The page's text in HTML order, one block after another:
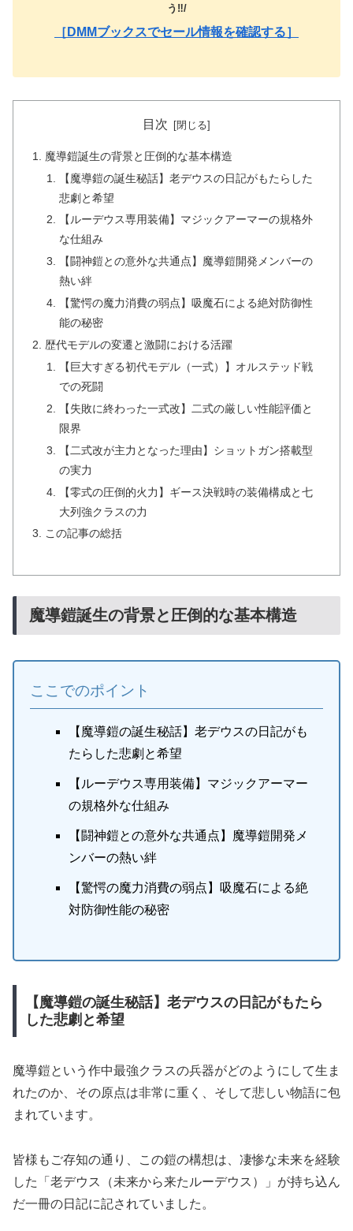
う‼️/
［DMMブックスでセール情報を確認する］
目次
魔導鎧誕生の背景と圧倒的な基本構造
【魔導鎧の誕生秘話】老デウスの日記がもたらした
悲劇と希望
【ルーデウス専用装備】マジックアーマーの規格外
な仕組み
【闘神鎧との意外な共通点】魔導鎧開発メンバーの
熱い絆
【驚愕の魔力消費の弱点】吸魔石による絶対防御性
能の秘密
歴代モデルの変遷と激闘における活躍
【巨大すぎる初代モデル（一式）】オルステッド戦
での死闘
【失敗に終わった一式改】二式の厳しい性能評価と
限界
【二式改が主力となった理由】ショットガン搭載型
の実力
【零式の圧倒的火力】ギース決戦時の装備構成と七
大列強クラスの力
この記事の総括
魔導鎧誕生の背景と圧倒的な基本構造
ここでのポイント
【魔導鎧の誕生秘話】老デウスの日記がも
たらした悲劇と希望
【ルーデウス専用装備】マジックアーマー
の規格外な仕組み
【闘神鎧との意外な共通点】魔導鎧開発メ
ンバーの熱い絆
【驚愕の魔力消費の弱点】吸魔石による絶
対防御性能の秘密
【魔導鎧の誕生秘話】老デウスの日記がもたら
した悲劇と希望
魔導鎧という作中最強クラスの兵器がどのようにして生ま
れたのか、その原点は非常に重く、そして悲しい物語に包
まれています。
皆様もご存知の通り、この鎧の構想は、凄惨な未来を経験
した「老デウス（未来から来たルーデウス）」が持ち込ん
だ一冊の日記に記されていました。